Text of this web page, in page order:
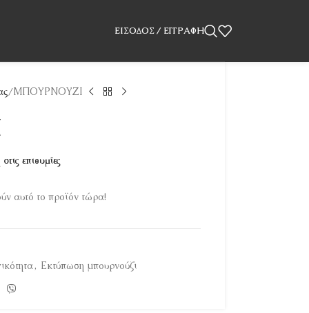
ΕΊΣΟΔΟΣ / ΕΓΓΡΑΦΉ
ΜΠΟΥΡΝΟΥΖΙ
επιθυμίες
αυτό το προϊόν τώρα!
, Εκτύπωση μπουρνούζι